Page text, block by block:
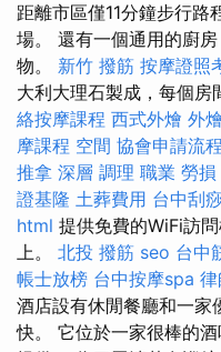
距離市區僅11分鐘步行
場。 還有一個通用的廚
物。 新竹 撥筋 按摩證照
大利大理石製成，每個房
絡按摩課程 西式外燴 外燴
摩課程 空間 協會申請流程
推拿 深層 調理 職業 勞
證基隆 土葬費用 台中刮
html 提供免費的WiFi訪
上。 北投 撥筋 seo 台中
帳士放榜 台中按摩spa
酒店設有休閒餐廳和一家
快。 它位於一家很棒的